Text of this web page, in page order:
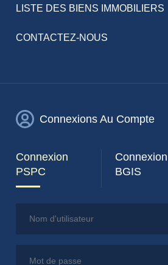
LISTE DES BIENS IMMOBILIERS
CONTACTEZ-NOUS
Connexions Au Compte
Connexion
PSPC
BGIS